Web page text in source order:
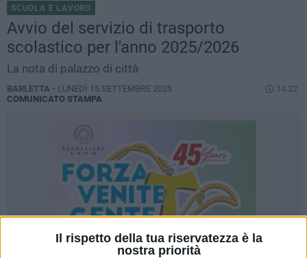
Il rispetto della tua riservatezza è la
nostra priorità
SCUOLA E LAVORO
Avvio del servizio di trasporto
scolastico per l'anno 2025/2026
La nota di palazzo di città
BARLETTA - LUNEDÌ 15 SETTEMBRE 2025
14.22
COMUNICATO STAMPA